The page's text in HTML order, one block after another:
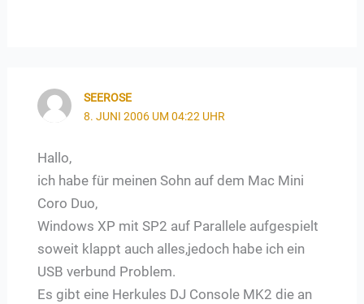
SEEROSE
8. JUNI 2006 UM 04:22 UHR
Hallo,
ich habe für meinen Sohn auf dem Mac Mini
Coro Duo,
Windows XP mit SP2 auf Parallele aufgespielt
soweit klappt auch alles,jedoch habe ich ein
USB verbund Problem.
Es gibt eine Herkules DJ Console MK2 die an